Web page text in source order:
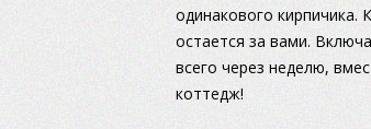
одинакового кирпичика.
остается за вами.
всего через неделю,
коттедж!